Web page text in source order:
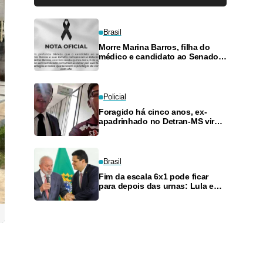
Brasil
Morre Marina Barros, filha do
médico e candidato ao Senado
Policial
Foragido há cinco anos, ex-
apadrinhado no Detran-MS vira
Brasil
Fim da escala 6x1 pode ficar
para depois das urnas: Lula e